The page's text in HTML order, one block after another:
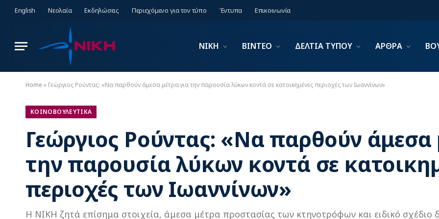
English Νεολαία Εκδηλώσεις Περιεχόμενο για τον τύπο Έντυπα Επικοινωνία
ΝΙΚΗ ΒΙΝΤΕΟ ΔΕΛΤΙΑ ΤΥΠΟΥ ΑΡΘΡΑ
Home » Γεώργιος Ρούντας: «Να παρθούν άμεσα μέτρα για την παρουσία λύκων κοντά σε κατοικημένες περιοχές των Ιωαννίνων»
ΚΟΙΝΟΒΟΥΛΕΥΤΙΚΑ
Γεώργιος Ρούντας: «Να παρθούν άμεσα
την παρουσία λύκων κοντά σε
περιοχές των Ιωαννίνων»
Η ΝΙΚΗ ζητά επίσημα στοιχεία, άμεσα μέτρα προστασίας των κτηνοτρόφων και ειδικό σχέδιο